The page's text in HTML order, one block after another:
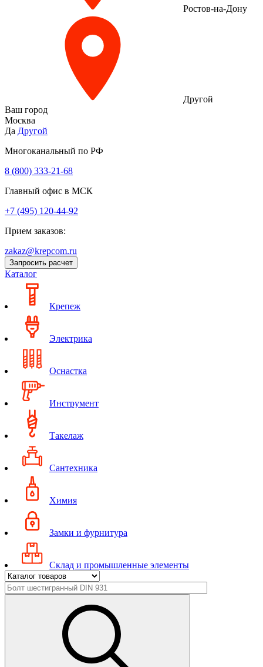
Ростов-на-Дону
Другой
Ваш город
Москва
Да Другой
Многоканальный по РФ
8 (800) 333‑21-68
Главный офис в МСК
+7 (495) 120-44-92
Прием заказов:
zakaz@krepcom.ru
Запросить расчет
Каталог
Крепеж
Электрика
Оснастка
Инструмент
Такелаж
Сантехника
Химия
Замки и фурнитура
Склад и промышленные элементы